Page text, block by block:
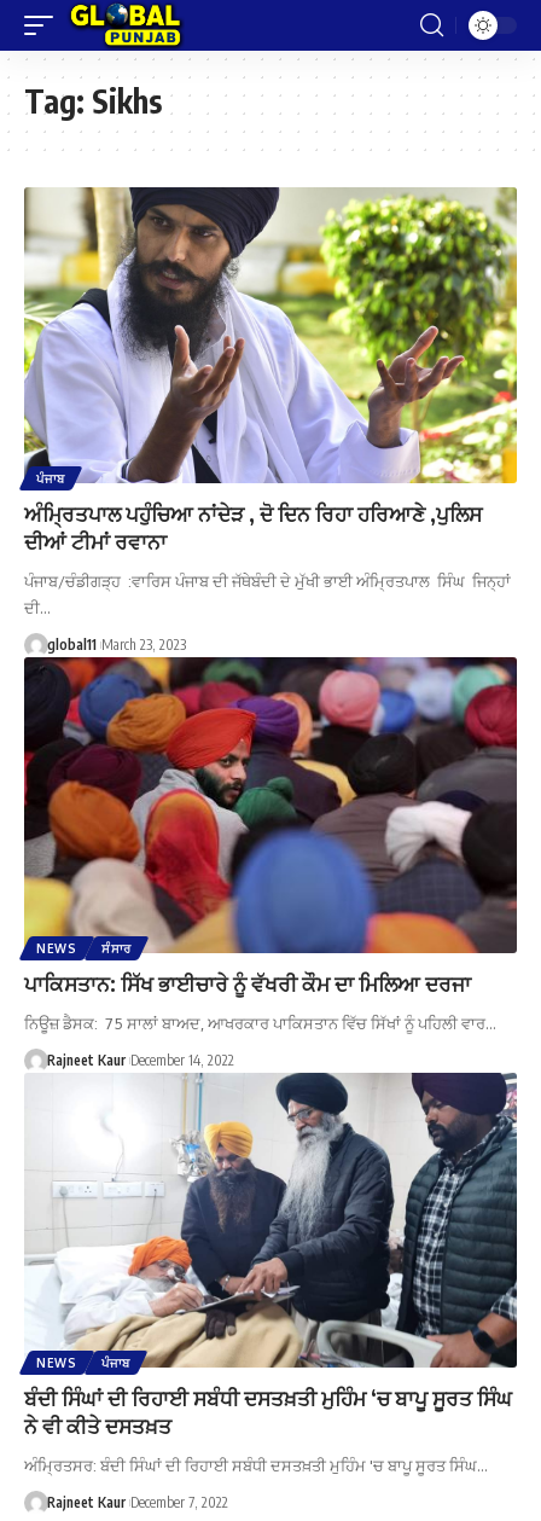
Tag: Sikhs
ਪੰਜਾਬ
ਅੰਮ੍ਰਿਤਪਾਲ ਪਹੁੰਚਿਆ ਨਾਂਦੇੜ , ਦੋ ਦਿਨ ਰਿਹਾ ਹਰਿਆਣੇ ,ਪੁਲਿਸ
ਦੀਆਂ ਟੀਮਾਂ ਰਵਾਨਾ
ਪੰਜਾਬ/ਚੰਡੀਗੜ੍ਹ :ਵਾਰਿਸ ਪੰਜਾਬ ਦੀ ਜੱਥੇਬੰਦੀ ਦੇ ਮੁੱਖੀ ਭਾਈ ਅੰਮ੍ਰਿਤਪਾਲ ਸਿੰਘ ਜਿਨ੍ਹਾਂ
ਦੀ…
global11 March 23, 2023
NEWS ਸੰਸਾਰ
ਪਾਕਿਸਤਾਨ: ਸਿੱਖ ਭਾਈਚਾਰੇ ਨੂੰ ਵੱਖਰੀ ਕੌਮ ਦਾ ਮਿਲਿਆ ਦਰਜਾ
ਨਿਊਜ਼ ਡੈਸਕ: 75 ਸਾਲਾਂ ਬਾਅਦ, ਆਖਰਕਾਰ ਪਾਕਿਸਤਾਨ ਵਿੱਚ ਸਿੱਖਾਂ ਨੂੰ ਪਹਿਲੀ ਵਾਰ…
Rajneet Kaur December 14, 2022
NEWS ਪੰਜਾਬ
ਬੰਦੀ ਸਿੰਘਾਂ ਦੀ ਰਿਹਾਈ ਸਬੰਧੀ ਦਸਤਖ਼ਤੀ ਮੁਹਿੰਮ ‘ਚ ਬਾਪੂ ਸੂਰਤ ਸਿੰਘ
ਨੇ ਵੀ ਕੀਤੇ ਦਸਤਖ਼ਤ
ਅੰਮ੍ਰਿਤਸਰ: ਬੰਦੀ ਸਿੰਘਾਂ ਦੀ ਰਿਹਾਈ ਸਬੰਧੀ ਦਸਤਖ਼ਤੀ ਮੁਹਿੰਮ 'ਚ ਬਾਪੂ ਸੂਰਤ ਸਿੰਘ…
Rajneet Kaur December 7, 2022